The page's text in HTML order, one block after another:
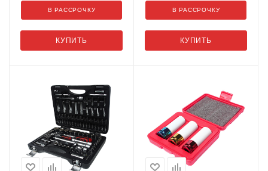
КУПИТЬ
В РАССРОЧКУ
КУПИТЬ
В РАССРОЧКУ